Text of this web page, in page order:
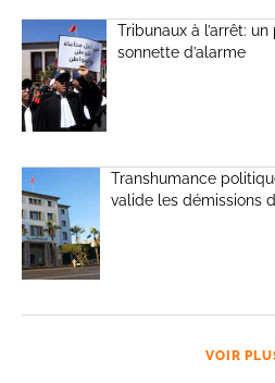
Tribunaux à l’arrêt:
sonnette d’alarme
Transhumance
valide les démissions
VOIR